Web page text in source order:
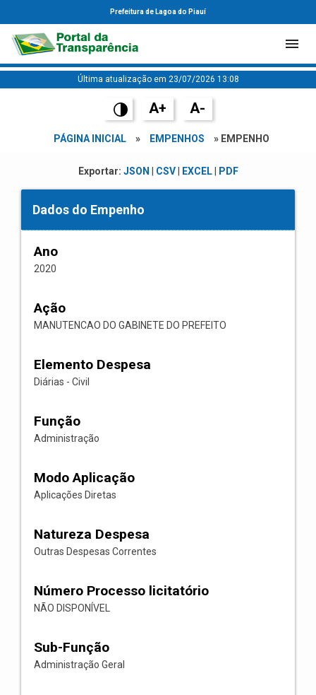
Prefeitura de Lagoa do Piauí
Última atualização em 23/07/2026 13:08
A+ A-
PÁGINA INICIAL » EMPENHOS » EMPENHO
Exportar: JSON CSV| EXCEL| PDF
Dados do Empenho
Ano
2020
Ação
MANUTENCAO DO GABINETE DO PREFEITO
Elemento Despesa
Diárias - Civil
Função
Administração
Modo Aplicação
Aplicações Diretas
Natureza Despesa
Outras Despesas Correntes
Número Processo licitatório
NÃO DISPONÍVEL
Sub-Função
Administração Geral